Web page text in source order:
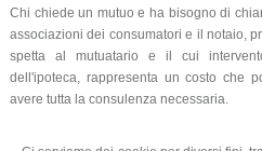
Chi chiede un mutuo e ha bisogno di
associazioni dei consumatori e il notaio,
spetta al mutuatario e il cui
dell'ipoteca, rappresenta un costo che
avere tutta la consulenza necessaria.